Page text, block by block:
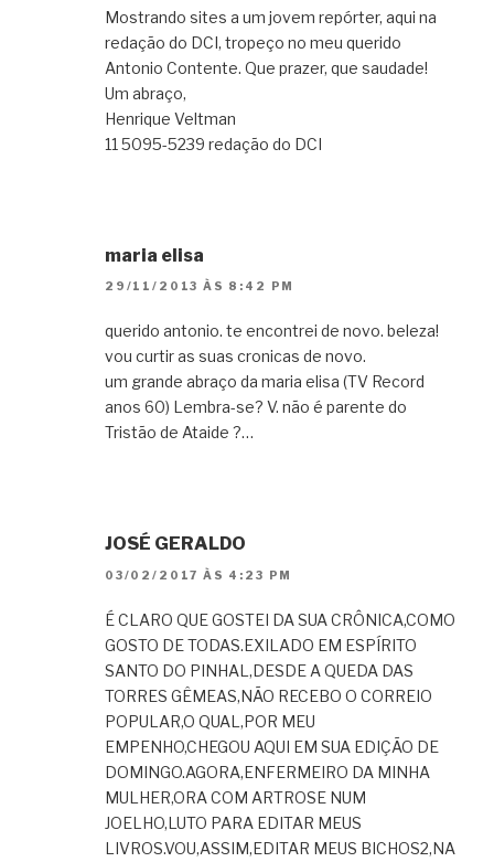
Mostrando sites a um jovem repórter, aqui na
redação do DCI, tropeço no meu querido
Antonio Contente. Que prazer, que saudade!
Um abraço,
Henrique Veltman
11 5095-5239 redação do DCI
maria elisa
29/11/2013 ÀS 8:42 PM
querido antonio. te encontrei de novo. beleza!
vou curtir as suas cronicas de novo.
um grande abraço da maria elisa (TV Record
anos 60) Lembra-se? V. não é parente do
Tristão de Ataide ?…
JOSÉ GERALDO
03/02/2017 ÀS 4:23 PM
É CLARO QUE GOSTEI DA SUA CRÔNICA,COMO
GOSTO DE TODAS.EXILADO EM ESPÍRITO
SANTO DO PINHAL,DESDE A QUEDA DAS
TORRES GÊMEAS,NÃO RECEBO O CORREIO
POPULAR,O QUAL,POR MEU
EMPENHO,CHEGOU AQUI EM SUA EDIÇÃO DE
DOMINGO.AGORA,ENFERMEIRO DA MINHA
MULHER,ORA COM ARTROSE NUM
JOELHO,LUTO PARA EDITAR MEUS
LIVROS.VOU,ASSIM,EDITAR MEUS BICHOS2,NA